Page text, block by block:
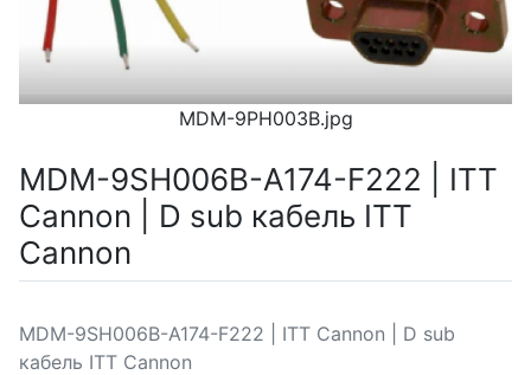
MDM-9PH003B.jpg
MDM-9SH006B-A174-F222 | ITT
Cannon | D sub кабель ITT
Cannon
MDM-9SH006B-A174-F222 | ITT Cannon | D sub
кабель ITT Cannon